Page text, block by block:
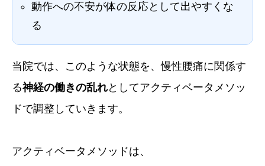
動作への不安が体の反応として出やすくな
る
当院では、このような状態を、慢性腰痛に関係す
る神経の働きの乱れとしてアクティベータメソッ
ドで調整していきます。
アクティベータメソッドは、